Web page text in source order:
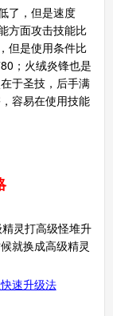
搜
了，但是速度
方面攻击技能比
但是使用条件比
；火绒炎锋也是
于圣技，后手满
容易在使用技能
灵打高级怪堆升
就换成高级精灵
速升级法